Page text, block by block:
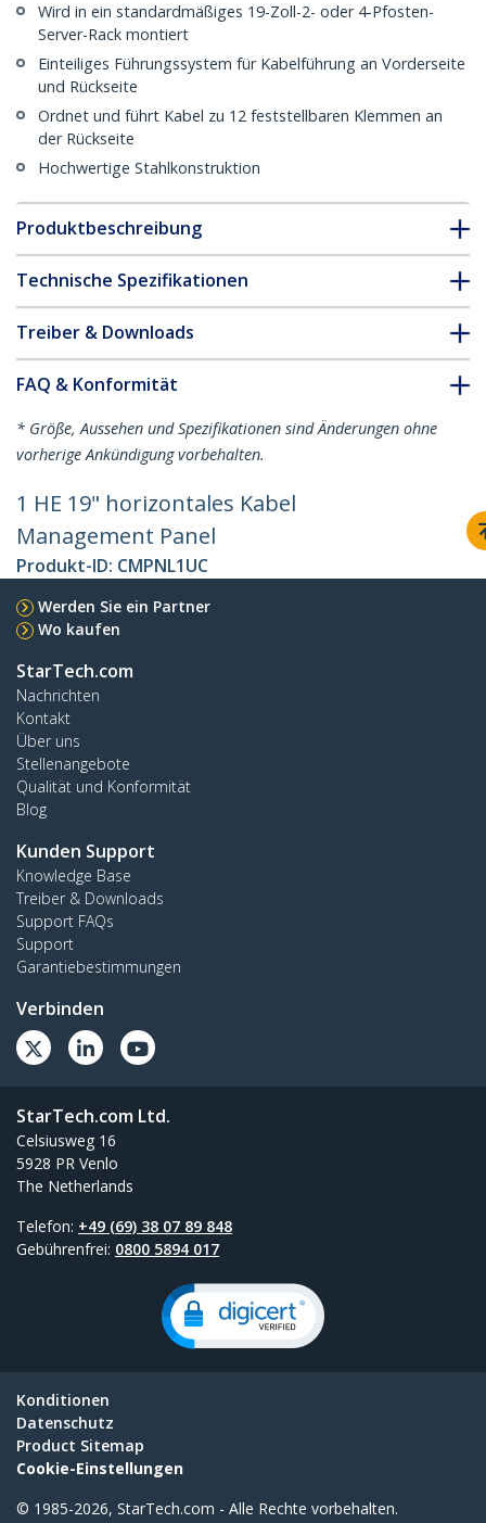
Wird in ein standardmäßiges 19-Zoll-2- oder 4-Pfosten-
Server-Rack montiert
Einteiliges Führungssystem für Kabelführung an Vorderseite
und Rückseite
Ordnet und führt Kabel zu 12 feststellbaren Klemmen an
der Rückseite
Hochwertige Stahlkonstruktion
Produktbeschreibung
Technische Spezifikationen
Treiber & Downloads
FAQ & Konformität
* Größe, Aussehen und Spezifikationen sind Änderungen ohne
vorherige Ankündigung vorbehalten.
1 HE 19" horizontales Kabel
Management Panel
Produkt-ID: CMPNL1UC
Werden Sie ein Partner
Wo kaufen
StarTech.com
Nachrichten
Kontakt
Über uns
Stellenangebote
Qualität und Konformität
Blog
Kunden Support
Knowledge Base
Treiber & Downloads
Support FAQs
Support
Garantiebestimmungen
Verbinden
StarTech.com Ltd.
Celsiusweg 16
5928 PR Venlo
The Netherlands
Telefon: +49 (69) 38 07 89 848
Gebührenfrei: 0800 5894 017
Konditionen
Datenschutz
Product Sitemap
Cookie-Einstellungen
© 1985-2026, StarTech.com - Alle Rechte vorbehalten.